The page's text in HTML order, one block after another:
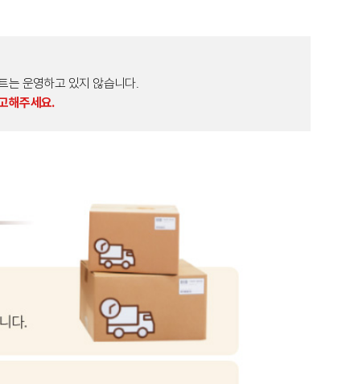
운영하고 있지 않습니다.
해주세요.